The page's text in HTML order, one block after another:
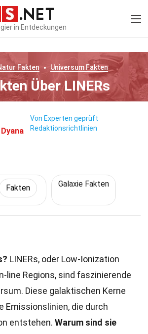
in Entdeckungen
Fakten Universum Fakten
Über LINERs
Dyana
Von Experten geprüft
Redaktionsrichtlinien
Fakten Galaxie Fakten
LINERs, oder Low-Ionization
line Regions, sind faszinierende
Diese galaktischen Kerne
Emissionslinien, die durch
entstehen. Warum sind sie